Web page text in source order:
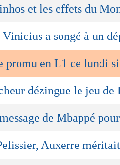
et les effets du
a songé à un
promu en L1 ce lundi
dézingue le jeu de
de Mbappé
Auxerre